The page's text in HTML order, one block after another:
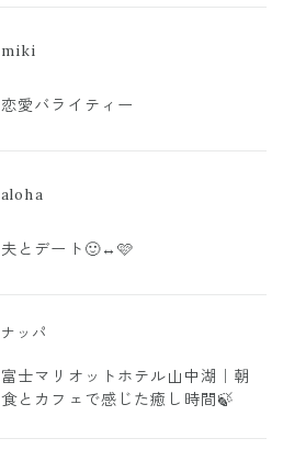
miki
恋愛バライティー
aloha
夫とデート🙂‍↔️🩷
ナッパ
富士マリオットホテル山中湖｜朝
食とカフェで感じた癒し時間🍃